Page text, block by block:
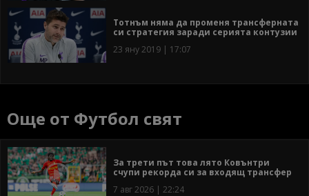
Тотнъм няма да променя трансферната
си стратегия заради серията контузии
23 яну 2019 | 17:07
Още от Футбол свят
За трети път това лято Ковънтри
счупи рекорда си за входящ трансфер
7 авг 2026 | 22:24